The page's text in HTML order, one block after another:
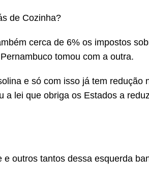
de Cozinha?
cerca de 6% os impostos
tomou com a outra.
e só com isso já tem redução
a lei que obriga os Estados a
outros tantos dessa esquerda